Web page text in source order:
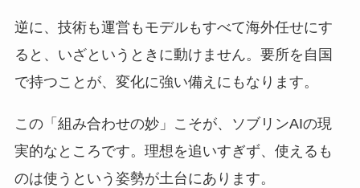
逆に、技術も運営もモデルもすべて海外任せにす
ると、いざというときに動けません。要所を自国
で持つことが、変化に強い備えにもなります。
この「組み合わせの妙」こそが、ソブリンAIの現
実的なところです。理想を追いすぎず、使えるも
のは使うという姿勢が土台にあります。